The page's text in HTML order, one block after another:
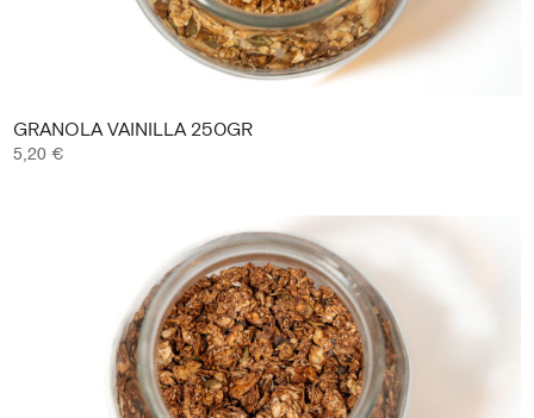
GRANOLA VAINILLA 250GR
5,20€